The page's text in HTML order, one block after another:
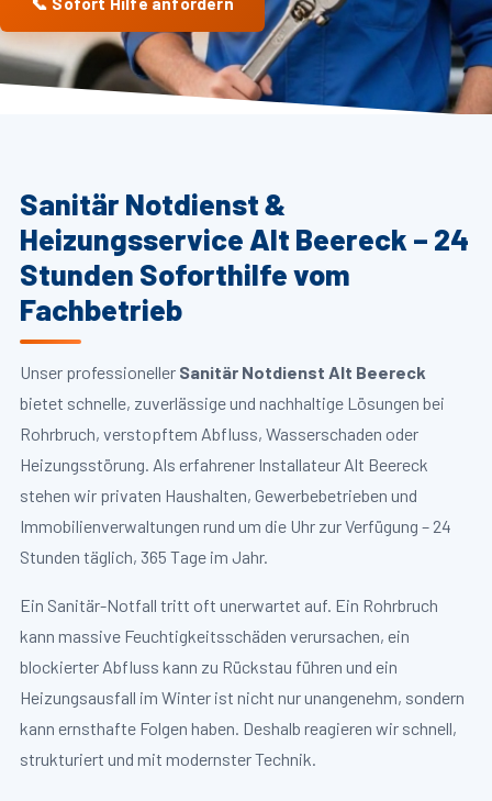
Sanitär Notdienst &
Heizungsservice Alt Beereck – 24
Stunden Soforthilfe vom
Fachbetrieb
Unser professioneller Sanitär Notdienst Alt Beereck
bietet schnelle, zuverlässige und nachhaltige Lösungen bei
Rohrbruch, verstopftem Abfluss, Wasserschaden oder
Heizungsstörung. Als erfahrener Installateur Alt Beereck
stehen wir privaten Haushalten, Gewerbebetrieben und
Immobilienverwaltungen rund um die Uhr zur Verfügung – 24
Stunden täglich, 365 Tage im Jahr.
Ein Sanitär-Notfall tritt oft unerwartet auf. Ein Rohrbruch
kann massive Feuchtigkeitsschäden verursachen, ein
blockierter Abfluss kann zu Rückstau führen und ein
Heizungsausfall im Winter ist nicht nur unangenehm, sondern
kann ernsthafte Folgen haben. Deshalb reagieren wir schnell,
strukturiert und mit modernster Technik.